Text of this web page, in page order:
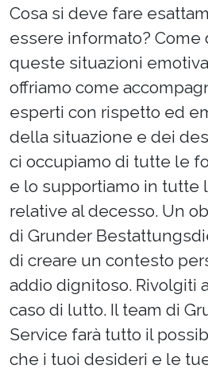
Cosa si deve fare
essere informato? Come
queste situazioni
offriamo come
esperti con rispetto ed
della situazione e dei
ci occupiamo di tutte le
e lo supportiamo in tutte
relative al decesso. Un
di Grunder
di creare un contesto
addio dignitoso. Rivolgiti
caso di lutto. Il team di
Service farà tutto il
che i tuoi desideri e le